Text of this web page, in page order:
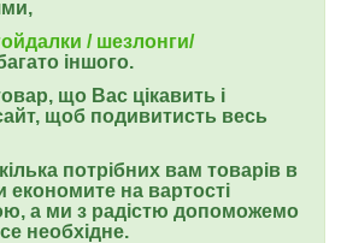
/ шезлонги/
іншого.
що Вас цікавить і
щоб подивитисть весь
потрібних вам товарів в
економите на вартості
а ми з радістю допоможемо
необхідне.